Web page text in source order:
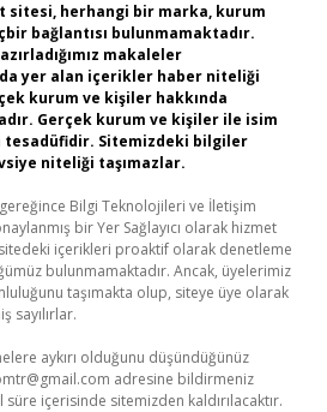
sitesi, herhangi bir marka, kurum
bağlantısı bulunmamaktadır.
makaleler
yer alan içerikler haber niteliği
kurum ve kişiler hakkında
Gerçek kurum ve kişiler ile isim
Sitemizdeki bilgiler
niteliği taşımazlar.
gereğince Bilgi Teknolojileri ve İletişim
bir Yer Sağlayıcı olarak hizmet
içerikleri proaktif olarak denetleme
bulunmamaktadır. Ancak, üyelerimiz
taşımakta olup, siteye üye olarak
sayılırlar.
aykırı olduğunu düşündüğünüz
adresine bildirmeniz
içerisinde sitemizden kaldırılacaktır.